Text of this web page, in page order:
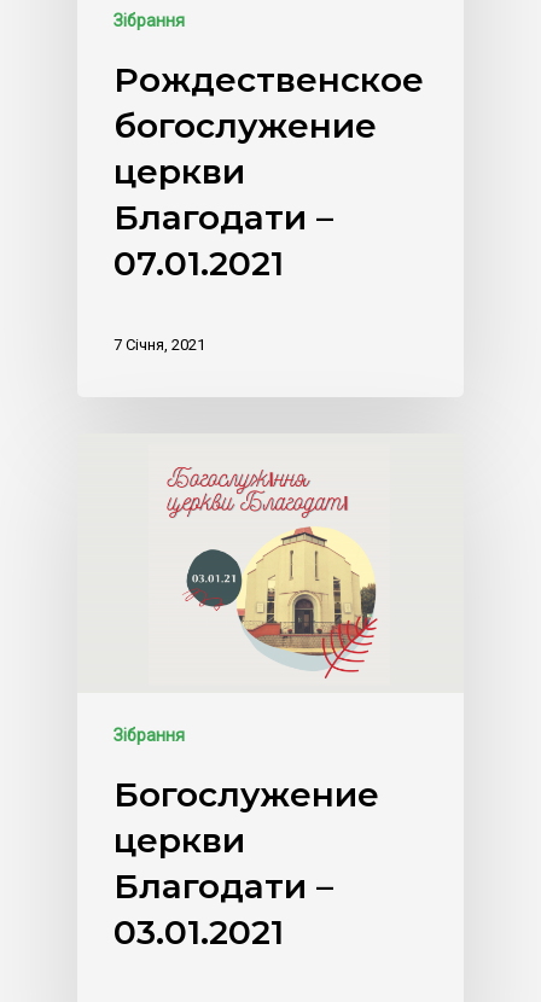
Зібрання
Рождественское
богослужение
церкви
Благодати –
07.01.2021
7 Січня, 2021
Зібрання
Богослужение
церкви
Благодати –
03.01.2021